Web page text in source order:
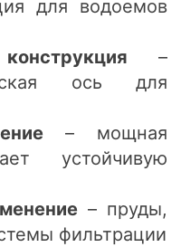
для водоемов
–
ось для
– мощная
устойчивую
– пруды,
фильтрации